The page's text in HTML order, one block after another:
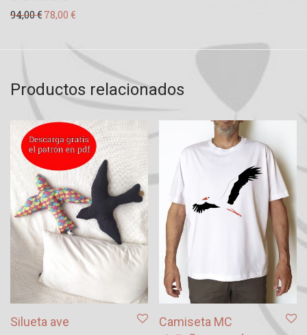
94,00€ El precio original era: 94,00 €.
78,00 €El precio actual es: 78,00 €.
Productos relacionados
Silueta ave
Camiseta MC